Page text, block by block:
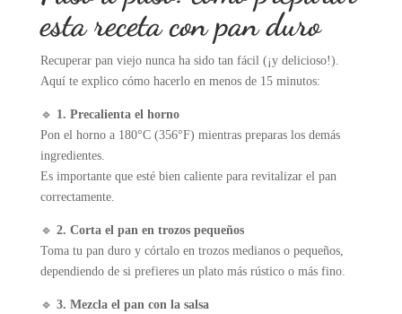
esta receta con pan duro
Recuperar pan viejo nunca ha sido tan fácil (¡y delicioso!).
Aquí te explico cómo hacerlo en menos de 15 minutos:
🔹 1. Precalienta el horno
Pon el horno a 180°C (356°F) mientras preparas los demás
ingredientes.
Es importante que esté bien caliente para revitalizar el pan
correctamente.
🔹 2. Corta el pan en trozos pequeños
Toma tu pan duro y córtalo en trozos medianos o pequeños,
dependiendo de si prefieres un plato más rústico o más fino.
🔹 3. Mezcla el pan con la salsa